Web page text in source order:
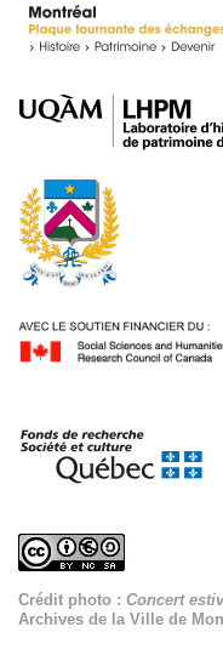
Crédit photo : Concert
Archives de la Ville de